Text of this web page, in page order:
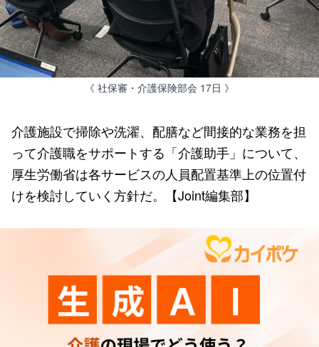
《 社保審・介護保険部会 17日 》
介護施設で掃除や洗濯、配膳など間接的な業務を担
って介護職をサポートする「介護助手」について、
厚生労働省は各サービスの人員配置基準上の位置付
けを検討していく方針だ。【Joint編集部】